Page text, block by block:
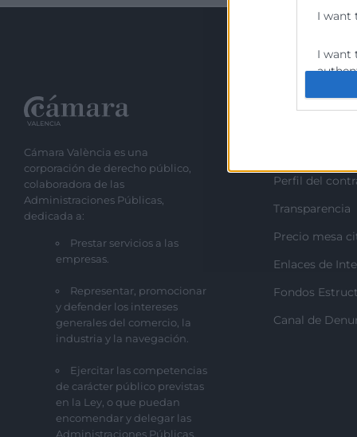
I want
I want
Cámara València es una
corporación de derecho público,
colaboradora de las
Administraciones Públicas,
dedicada a:
Prestar servicios a las
empresas.
Representar, promocionar
y defender los intereses
generales del comercio, la
industria y la navegación.
Ejercitar las competencias
de carácter público previstas
en la Ley, o que puedan
encomendar y delegar las
Administraciones Públicas.
Recursos
Perfil del
Transparencia
Precio mesa
Enlaces de
Fondos
Canal de